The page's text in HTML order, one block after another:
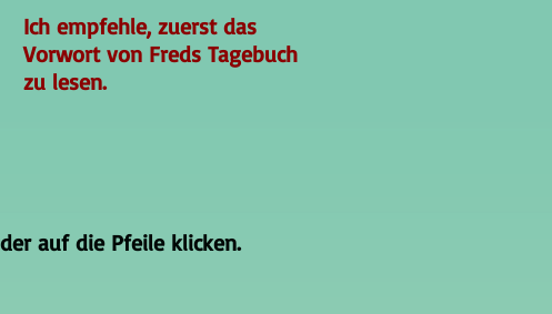
Ich empfehle, zuerst das
Vorwort von Freds Tagebuch
zu lesen.
auf die Pfeile klicken.